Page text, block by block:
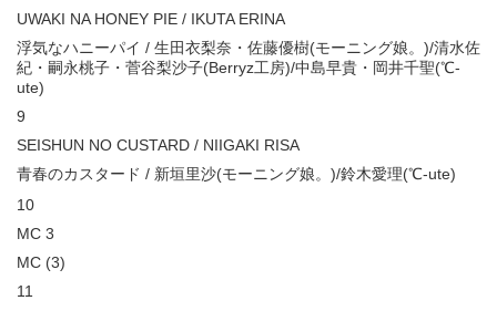
UWAKI NA HONEY PIE / IKUTA ERINA
浮気なハニーパイ / 生田衣梨奈・佐藤優樹(モーニング娘。)/清水佐
紀・嗣永桃子・菅谷梨沙子(Berryz工房)/中島早貴・岡井千聖(℃-
ute)
9
SEISHUN NO CUSTARD / NIIGAKI RISA
青春のカスタード / 新垣里沙(モーニング娘。)/鈴木愛理(℃-ute)
10
MC 3
MC (3)
11